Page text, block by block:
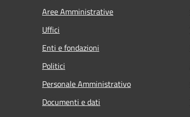
Aree Amministrative
Uffici
Enti e fondazioni
Politici
Personale Amministrativo
Documenti e dati